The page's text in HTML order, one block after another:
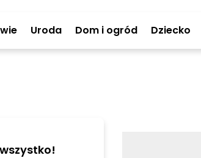
Uroda Dom i ogród Dziecko